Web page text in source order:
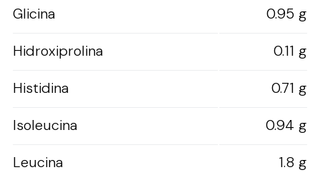
Glicina
0.95 g
Hidroxiprolina
0.11 g
Histidina
0.71 g
Isoleucina
0.94 g
Leucina
1.8 g